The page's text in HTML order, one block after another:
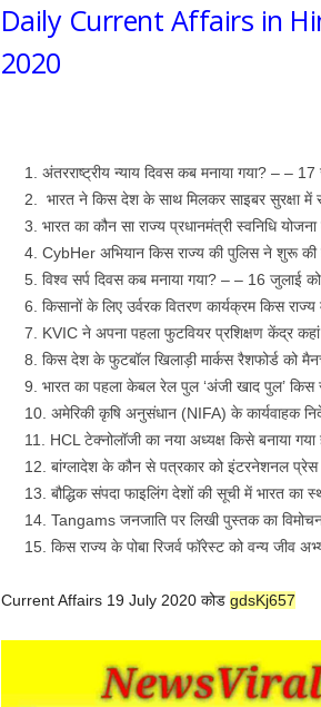
Daily Current Affairs in
2020
अंतरराष्ट्रीय न्याय दिवस कब मनाया गया? – –
भारत ने किस देश के साथ मिलकर साइबर सुरक्षा में
भारत का कौन सा राज्य प्रधानमंत्री स्वनिधि
CybHer अभियान किस राज्य की पुलिस ने शुरू की
विश्व सर्प दिवस कब मनाया गया? – – 16 जुलाई को
किसानों के लिए उर्वरक वितरण कार्यक्रम किस
KVIC ने अपना पहला फुटवियर प्रशिक्षण केंद्र
किस देश के फुटबॉल खिलाड़ी मार्कस रैशफोर्ड को
भारत का पहला केबल रेल पुल ‘अंजी खाद पुल’ किस
अमेरिकी कृषि अनुसंधान (NIFA) के कार्यवाहक
HCL टेक्नोलॉजी का नया अध्यक्ष किसे बनाया गया
बांग्लादेश के कौन से पत्रकार को इंटरनेशनल
बौद्धिक संपदा फाइलिंग देशों की सूची में भारत का
Tangams जनजाति पर लिखी पुस्तक का
किस राज्य के पोबा रिजर्व फॉरेस्ट को वन्य जीव
Current Affairs 19 July 2020 कोड gdsKj657